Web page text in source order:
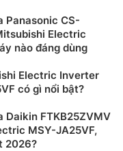
quả
Panasonic CS-
Electric
nào đáng dùng
Electric Inverter
có gì nổi bật?
Daikin FTKB25ZVMV
MSY-JA25VF,
2026?